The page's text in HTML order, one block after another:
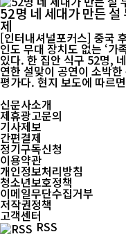
52명 네 세대가 만든
제
[인터내셔널포커스] 중국
인도 무대 장치도 없는 ‘
있다. 한 집안 식구 52명,
연한 설맞이 공연이 소박
평가다. 현지 보도에 따
신문사소개
제휴광고문의
기사제보
간편결제
정기구독신청
이용약관
개인정보처리방침
청소년보호정책
이메일무단수집거부
저작권정책
고객센터
RSS